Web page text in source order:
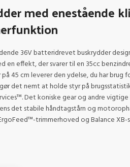
med enestående
36V batteridrevet buskrydder
en effekt, der svarer til en 35cc
45 cm leverer den ydelse, du har
det nemt at holde styr på
Det koniske gear og andre
det stabile håndtagstårn og
trimmerhoved og Balance